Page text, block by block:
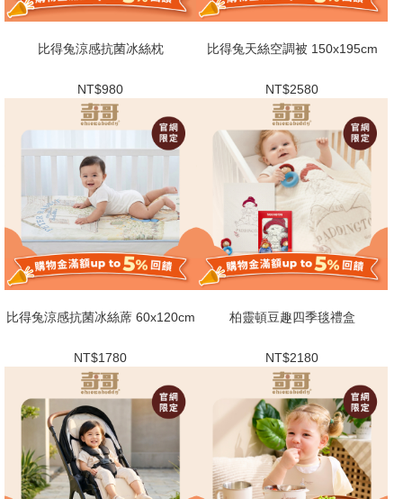
比得兔涼感抗菌冰絲枕
NT$980
比得兔天絲空調被 150x195cm
NT$2580
比得兔涼感抗菌冰絲蓆 60x120cm
NT$1780
柏靈頓豆趣四季毯禮盒
NT$2180